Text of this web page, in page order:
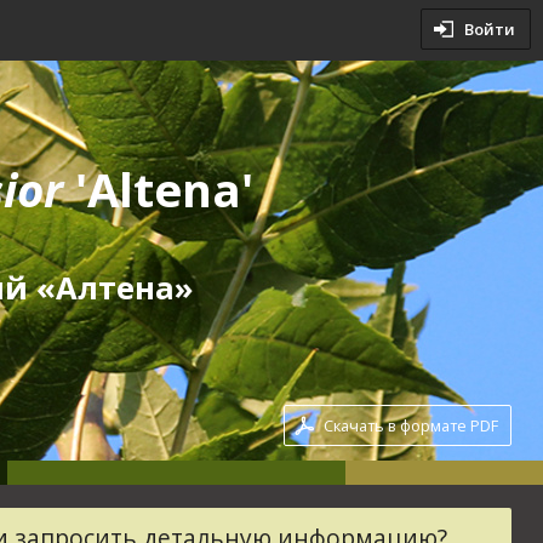
'Altena'
«Алтена»
Скачать в формате PDF
Войти